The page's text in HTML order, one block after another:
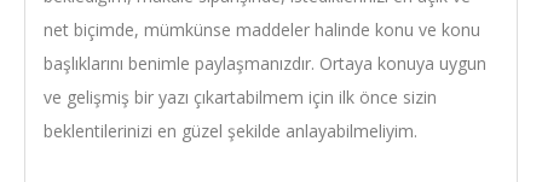
net biçimde, mümkünse maddeler halinde konu ve konu
başlıklarını benimle paylaşmanızdır. Ortaya konuya uygun
ve gelişmiş bir yazı çıkartabilmem için ilk önce sizin
beklentilerinizi en güzel şekilde anlayabilmeliyim.